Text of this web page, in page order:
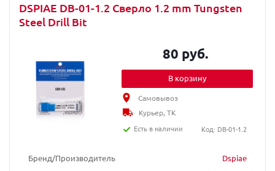
DSPIAE DB-01-1.2 Сверло 1.2 mm Tungsten
Steel Drill Bit
Бренд/Производитель Dspiae
80 руб.
В корзину
Самовывоз
Курьер, ТК
Есть в наличии
Код: DB-01-1.2